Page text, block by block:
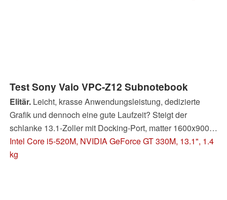
Test Sony Vaio VPC-Z12 Subnotebook
Elitär.Leicht, krasse Anwendungsleistung, dedizierte
Grafik und dennoch eine gute Laufzeit? Steigt der
schlanke 13.1-Zoller mit Docking-Port, matter 1600x900-
Anzeige, DVD-Laufwerk und HSPA-Modul zum perfekten
Business-Allrounder auf?
Intel Core i5-520M, NVIDIA GeForce GT 330M, 13.1", 1.4
kg